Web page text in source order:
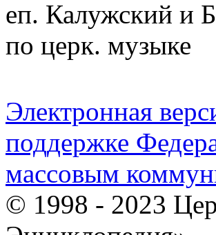
еп. Калужский и
по церк. музыке
Электронная
поддержке
массовым
© 1998 - 2023